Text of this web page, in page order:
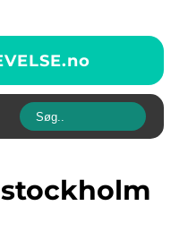
no
stockholm